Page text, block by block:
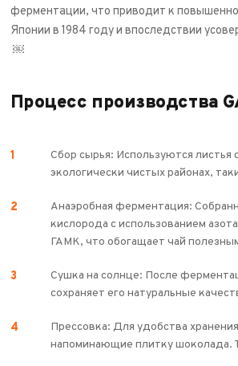
ферментации, что приводит к
Японии в 1984 году и впоследствии
￼
Процесс производства
Сбор сырья: Используются
экологически чистых районах,
Анаэробная ферментация:
кислорода с использованием
ГАМК, что обогащает чай
Сушка на солнце: После
сохраняет его натуральные
Прессовка: Для удобства
напоминающие плитку шоколада.